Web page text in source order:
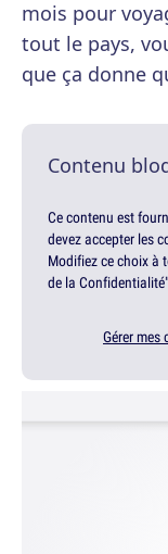
mois pour
tout le pays,
que ça donne
Contenu
Ce contenu est
devez accepter les
Modifiez ce choix à
de la
Gérer mes